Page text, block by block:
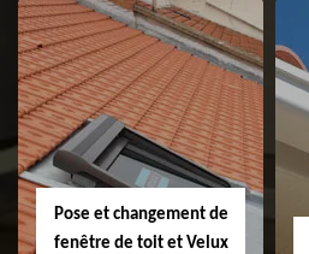
Couvreur 31
Pose et changement de
fenêtre de toit et Velux